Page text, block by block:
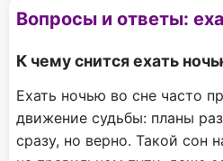
Вопросы и ответы:
К чему снится ехать
Ехать ночью во сне часто
движение судьбы: планы
сразу, но верно. Такой сон